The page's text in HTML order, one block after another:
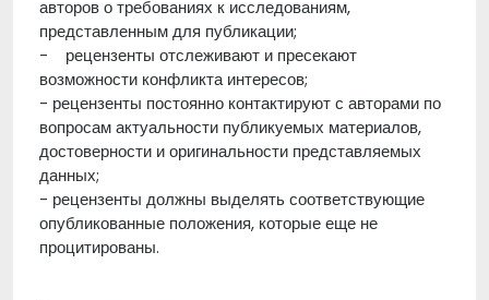
авторов о требованиях к исследованиям,
представленным для публикации;
- рецензенты отслеживают и пресекают
возможности конфликта интересов;
- рецензенты постоянно контактируют с авторами по
вопросам актуальности публикуемых материалов,
достоверности и оригинальности представляемых
данных;
- рецензенты должны выделять соответствующие
опубликованные положения, которые еще не
процитированы.